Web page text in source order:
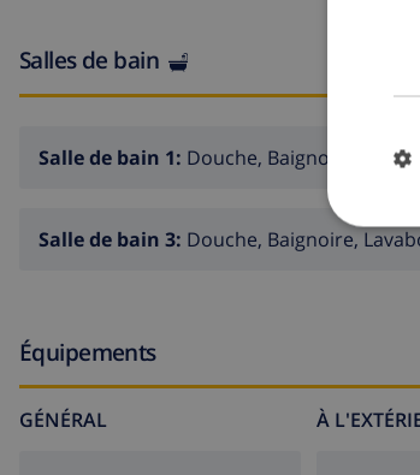
Salles de bain
Salle de bain 1: Douche, Baignoire,
Salle de bain 3: Douche, Baignoire,
Équipements
GÉNÉRAL À